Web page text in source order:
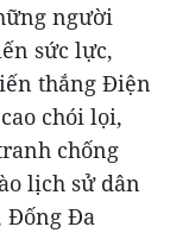
người
sức lực,
thắng Điện
chói lọi,
chống
lịch sử dân
Đống Đa